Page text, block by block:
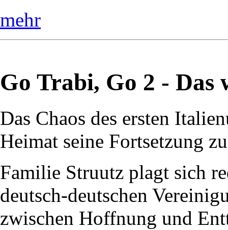
mehr
Go Trabi, Go 2 - Das
Das Chaos des ersten
Heimat seine Fortsetzung
Familie Struutz plagt sich
deutsch-deutschen
zwischen Hoffnung und